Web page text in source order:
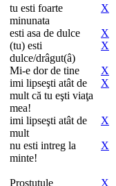
tu esti foarte
minunata
X
esti asa de dulce
X
(tu) esti
dulce/drâgut(â)
X
Mi-e dor de tine
X
imi lipseşti atât de
mult că tu eşti viaţa
mea!
X
imi lipseşti atât de
mult
X
nu esti intreg la
minte!
X
Prostuţule
X